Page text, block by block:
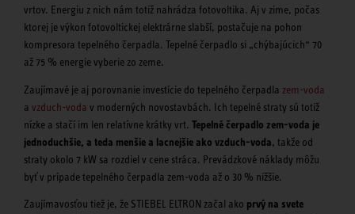
vrtov. Energiu z nich nám totiž nahrádza fotovoltika. Aj v zime, počas
ktorej je výkon fotovoltickej elektrárne slabší, postačuje na pohon
kompresora tepelného čerpadla. Tepelné čerpadlo si „chýbajúcich“ 70
až 75 % energie vyberie zo zeme.
Zaujímavé je aj porovnanie investície do tepelného čerpadla zem-voda
a vzduch-voda v moderných novostavbách. Ich tepelné straty sú totiž
nízke a stačí im len relatívne krátky vrt. Tepelné čerpadlo zem-voda je
jednoduchšie, a teda menšie a lacnejšie ako vzduch-voda, takže od
straty okolo 7 kW sa rozdiel v cene stráca. Prevádzkové náklady môžu
byť v prípade tepelného čerpadla zem-voda až o 30 % nižšie.
Zaujímavosťou tiež je, že STIEBEL ELTRON začal ako prvý na svete